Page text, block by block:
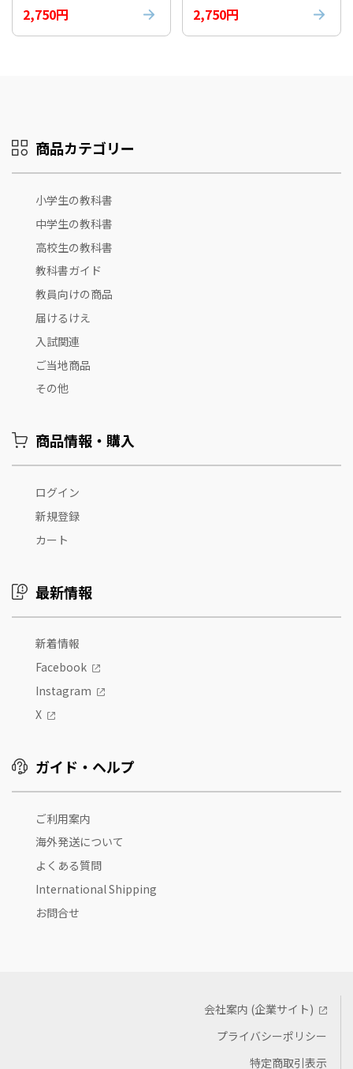
2,750円 2,750円
商品カテゴリー
小学生の教科書
中学生の教科書
高校生の教科書
教科書ガイド
教員向けの商品
届けるけえ
入試関連
ご当地商品
その他
商品情報・購入
ログイン
新規登録
カート
最新情報
新着情報
Facebook
Instagram
X
ガイド・ヘルプ
ご利用案内
海外発送について
よくある質問
International Shipping
お問合せ
会社案内 (企業サイト)
プライバシーポリシー
特定商取引表示